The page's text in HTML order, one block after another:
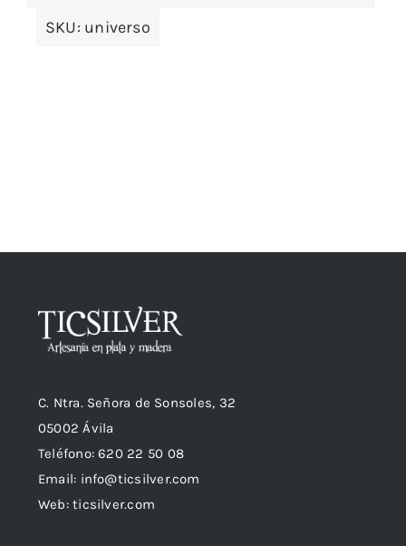
SKU: universo
C. Ntra. Señora de Sonsoles, 32
05002 Ávila
Teléfono: 620 22 50 08
Email: info@ticsilver.com
Web: ticsilver.com